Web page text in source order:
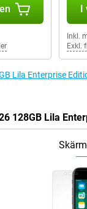
I
Inkl.
Exkl.
Lila Enterprise
128GB Lila